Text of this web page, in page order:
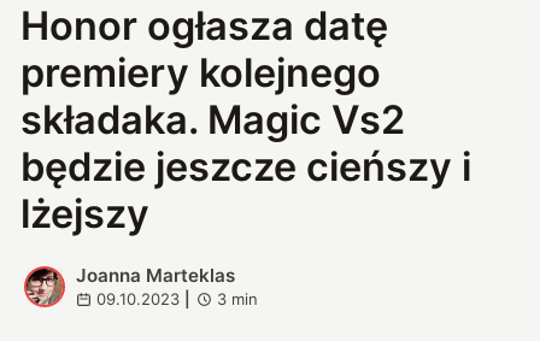
Honor ogłasza datę
premiery kolejnego
składaka. Magic Vs2
będzie jeszcze cieńszy i
lżejszy
J
Joanna Marteklas
09.10.2023 3 min